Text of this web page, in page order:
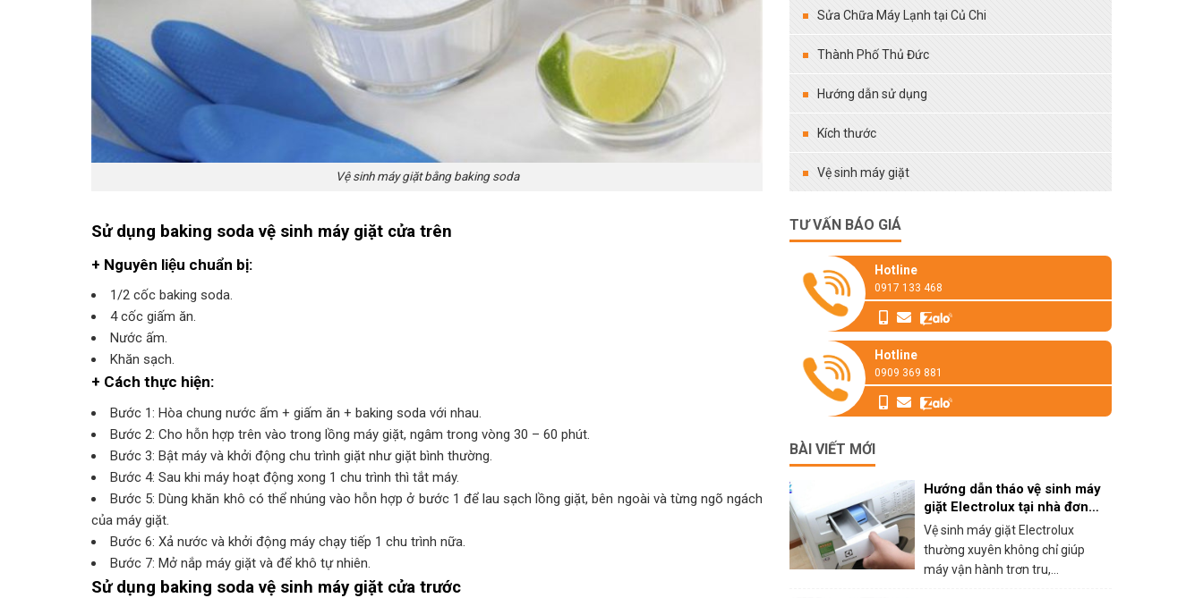
Vệ sinh máy giặt bằng baking soda
Sử dụng baking soda vệ sinh máy giặt cửa trên
+ Nguyên liệu chuẩn bị:
1/2 cốc baking soda.
4 cốc giấm ăn.
Nước ấm.
Khăn sạch.
+ Cách thực hiện:
Bước 1: Hòa chung nước ấm + giấm ăn + baking soda với nhau.
Bước 2: Cho hỗn hợp trên vào trong lồng máy giặt, ngâm trong vòng 30 – 60 phút.
Bước 3: Bật máy và khởi động chu trình giặt như giặt bình thường.
Bước 4: Sau khi máy hoạt động xong 1 chu trình thì tắt máy.
Bước 5: Dùng khăn khô có thể nhúng vào hỗn hợp ở bước 1 để lau sạch lồng giặt, bên ngoài và từng ngõ ngách
của máy giặt.
Bước 6: Xả nước và khởi động máy chạy tiếp 1 chu trình nữa.
Bước 7: Mở nắp máy giặt và để khô tự nhiên.
Sử dụng baking soda vệ sinh máy giặt cửa trước
Sửa Chữa Máy Lạnh tại Củ Chi
Thành Phố Thủ Đức
Hướng dẫn sử dụng
Kích thước
Vệ sinh máy giặt
TƯ VẤN BÁO GIÁ
Hotline
0917 133 468
Hotline
0909 369 881
BÀI VIẾT MỚI
Hướng dẫn tháo vệ sinh máy
giặt Electrolux tại nhà đơn
giản
Vệ sinh máy giặt Electrolux
thường xuyên không chỉ giúp
máy vận hành trơn tru,...